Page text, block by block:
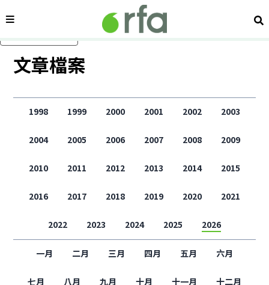
內容分類 搜
文章檔案
1998 1999 2000 2001 2002 2003
2004 2005 2006 2007 2008 2009
2010 2011 2012 2013 2014 2015
2016 2017 2018 2019 2020 2021
2022 2023 2024 2025 2026
一月 二月 三月 四月 五月 六月
七月 八月 九月 十月 十一月 十二月